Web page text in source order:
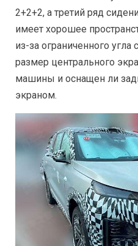
2+2+2, а третий ряд
имеет хорошее
из-за ограниченного
размер центрального
машины и оснащен ли
экраном.